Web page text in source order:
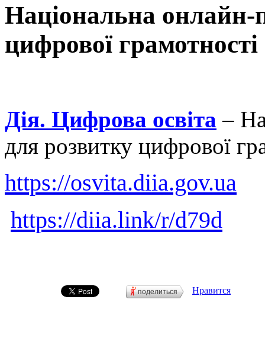
Національна онлайн-
цифрової
Дія. Цифрова освіта –
для розвитку цифрової
https://osvita.diia.gov.ua
https://diia.link/r/d79d
поделиться Нравится